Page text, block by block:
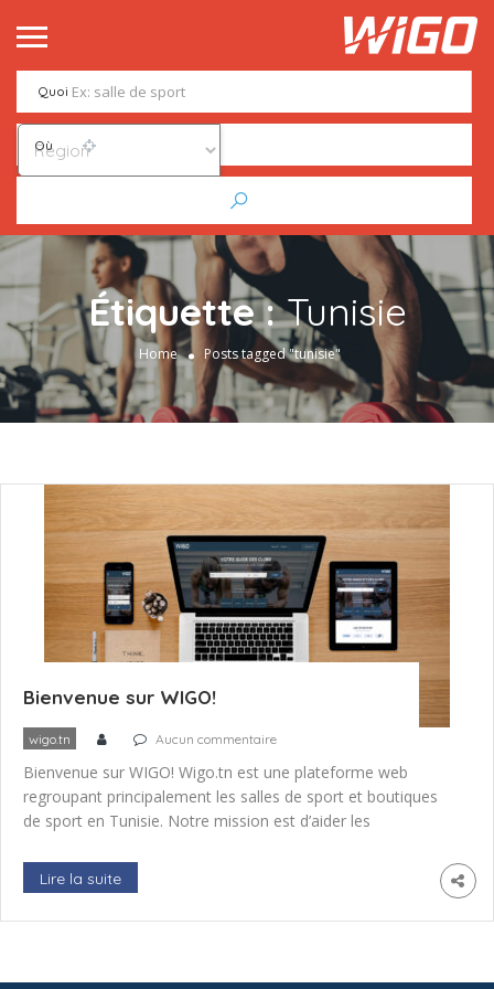
Quoi
Où
Étiquette :Tunisie
Home Posts tagged "tunisie"
Bienvenue sur WIGO!
wigo.tn Aucun commentaire
Bienvenue sur WIGO! Wigo.tn est une plateforme web
regroupant principalement les salles de sport et boutiques
de sport en Tunisie. Notre mission est d’aider les
endroits sportifs en Tunisie ( salle de sport, boutique de
sport , terrain de tennis, Terrain de foot, Centre de spa et
[…]
Lire la suite